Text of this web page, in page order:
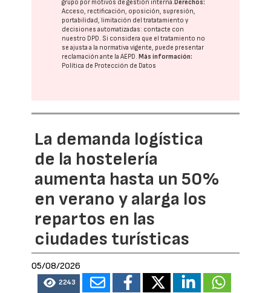
grupo por motivos de gestión interna. Derechos:
Acceso, rectificación, oposición, supresión,
portabilidad, limitación del tratatamiento y
decisiones automatizadas: contacte con
nuestro DPD. Si considera que el tratamiento no
se ajusta a la normativa vigente, puede presentar
reclamación ante laAEPD. Más información:
Política de Protección de Datos
La demanda logística
de la hostelería
aumenta hasta un 50%
en verano y alarga los
repartos en las
ciudades turísticas
05/08/2026
2243